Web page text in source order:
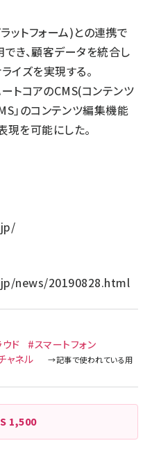
ットフォーム)との連携で
き、顧客データを統合し
イズを実現する。
トコアのCMS(コンテンツ
」のコンテンツ編集機能
を可能にした。
news/20190828.html
ド
#スマートフォン
ャネル
1,500